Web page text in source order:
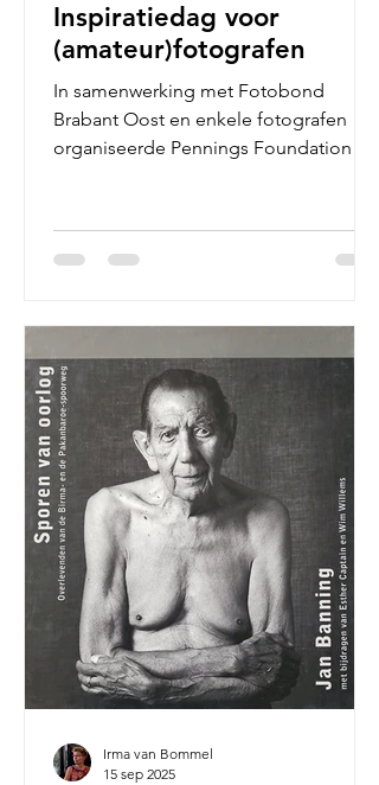
Inspiratiedag voor
(amateur)fotografen
In samenwerking met Fotobond
Brabant Oost en enkele fotografen
organiseerde Pennings Foundation
(amateur)fotografen. De Inspiratiedag
richtte zich op fotografen die zich
fotoclubs als ‘losse’ fotografen
meldden zich bij Pennings Foundation
met de vraag of er misschien iets
anders georganiseerd zou kunnen
worden dan de
Irma van Bommel
15 sep 2025